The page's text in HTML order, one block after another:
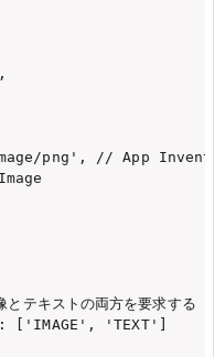
png', // App
テキストの両方を要求する
['IMAGE', 'TEXT']